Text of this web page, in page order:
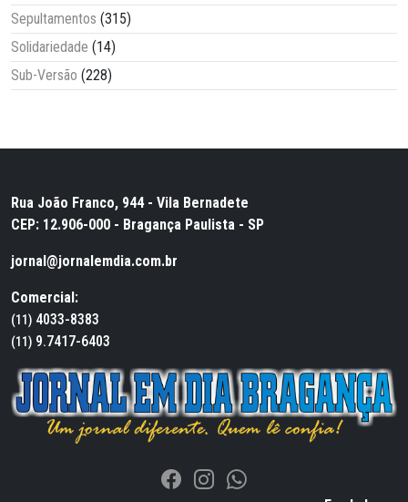
Sepultamentos (315)
Solidariedade (14)
Sub-Versão (228)
Rua João Franco, 944 - Vila Bernadete
CEP: 12.906-000 - Bragança Paulista - SP
jornal@jornalemdia.com.br
Comercial:
(11) 4033-8383
(11) 9.7417-6403